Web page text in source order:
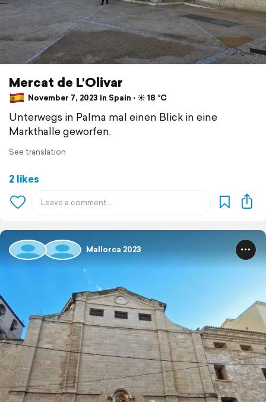
Mercat de L'Olivar
November 7, 2023 in Spain ⋅ ☀️ 18 °C
Unterwegs in Palma mal einen Blick in eine
Markthalle geworfen.
See translation
2 likes
Mallorca 2023